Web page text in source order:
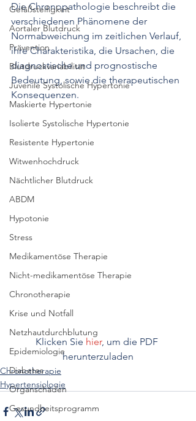
Gefäßsteifigkeit
Aortaler Blutdruck
Prävention
Blutdruckvariabilität
Juvenile Systolische Hypertonie
Maskierte Hypertonie
Isolierte Systolische Hypertonie
Resistente Hypertonie
Witwenhochdruck
Nächtlicher Blutdruck
ABDM
Hypotonie
Stress
Medikamentöse Therapie
Nicht-medikamentöse Therapie
Chronotherapie
Krise und Notfall
Netzhautdurchblutung
Epidemiologie
Diabetes
Organschäden
Gesundheitsprogramm
Die Chronopathologie beschreibt die
verschiedenen Phänomene der
Normabweichung im zeitlichen Verlauf,
ihre Charakteristika, die Ursachen, die
diagnostische und prognostische
Bedeutung, sowie die therapeutischen
Konsequenzen.
Klicken Sie hier, um die PDF
herunterzuladen
Chronotherapie
Hypertensiologie